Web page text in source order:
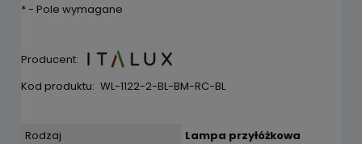
*- Pole wymagane
Producent:
Kod produktu: WL-1122-2-BL-BM-RC-BL
Rodzaj
Lampa przyłóżkowa